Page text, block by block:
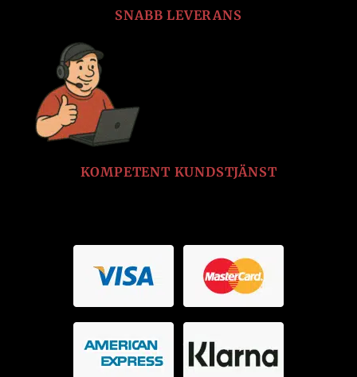
SNABB LEVERANS
KOMPETENT KUNDSTJÄNST